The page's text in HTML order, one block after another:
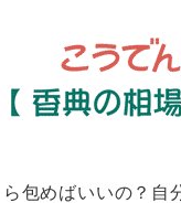
包めばいいの？